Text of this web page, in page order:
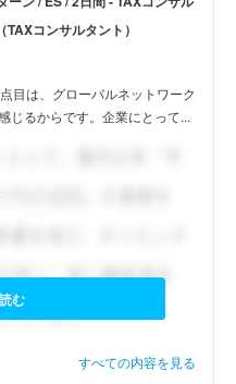
コンサルタント）
目は、グローバルネットワーク
じるからです。企業にとって...
む
すべての内容を見る